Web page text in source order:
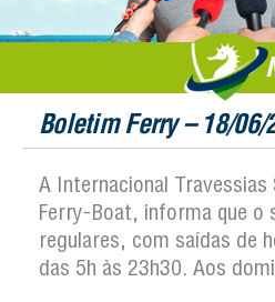
Boletim Ferry – 18/06/
A Internacional
Ferry-Boat, informa que o
regulares, com saídas de
das 5h às 23h30. Aos